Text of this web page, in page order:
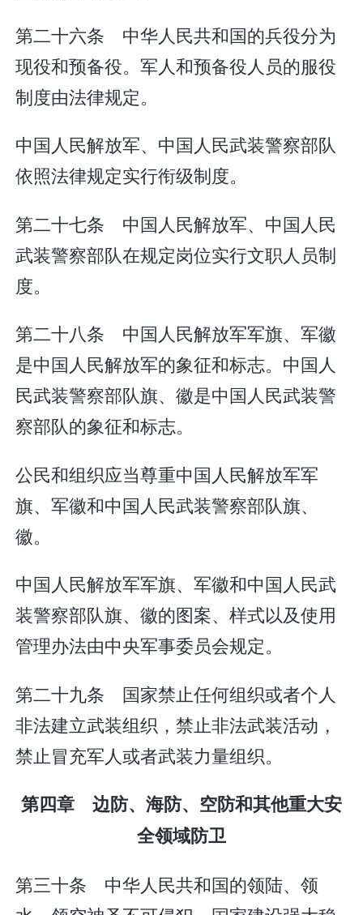
第二十六条 中华人民共和国的兵役分为
现役和预备役。军人和预备役人员的服役
制度由法律规定。
中国人民解放军、中国人民武装警察部队
依照法律规定实行衔级制度。
第二十七条 中国人民解放军、中国人民
武装警察部队在规定岗位实行文职人员制
度。
第二十八条 中国人民解放军军旗、军徽
是中国人民解放军的象征和标志。中国人
民武装警察部队旗、徽是中国人民武装警
察部队的象征和标志。
公民和组织应当尊重中国人民解放军军
旗、军徽和中国人民武装警察部队旗、
徽。
中国人民解放军军旗、军徽和中国人民武
装警察部队旗、徽的图案、样式以及使用
管理办法由中央军事委员会规定。
第二十九条 国家禁止任何组织或者个人
非法建立武装组织，禁止非法武装活动，
禁止冒充军人或者武装力量组织。
第四章 边防、海防、空防和其他重大安
全领域防卫
第三十条 中华人民共和国的领陆、领